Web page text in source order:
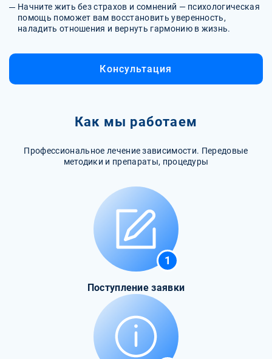
Начните жить без страхов и сомнений — психологическая
помощь поможет вам восстановить уверенность,
наладить отношения и вернуть гармонию в жизнь.
Консультация
Как мы работаем
Профессиональное лечение зависимости. Передовые
методики и препараты, процедуры
1
Поступление заявки